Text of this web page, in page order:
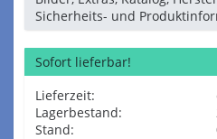
Sicherheits- und
Sofort lieferbar!
Lieferzeit:
Lagerbestand:
Stand: